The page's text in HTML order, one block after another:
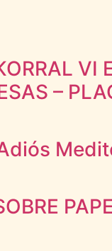
VI
–